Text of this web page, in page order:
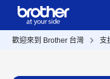
歡迎來到 Brother 台灣 支